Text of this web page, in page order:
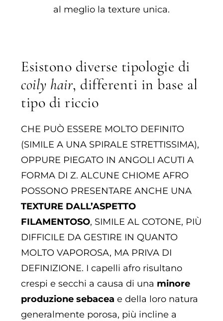
al meglio la texture unica.
Esistono diverse tipologie di
coily hair, differenti in base al
tipo di riccio
CHE PUÒ ESSERE MOLTO DEFINITO
(SIMILE A UNA SPIRALE STRETTISSIMA),
OPPURE PIEGATO IN ANGOLI ACUTI A
FORMA DI Z. ALCUNE CHIOME AFRO
POSSONO PRESENTARE ANCHE UNA
TEXTURE DALL’ASPETTO
FILAMENTOSO, SIMILE AL COTONE, PIÙ
DIFFICILE DA GESTIRE IN QUANTO
MOLTO VAPOROSA, MA PRIVA DI
DEFINIZIONE. I capelli afro risultano
crespi e secchi a causa di una minore
produzione sebacea e della loro natura
generalmente porosa, più incline a